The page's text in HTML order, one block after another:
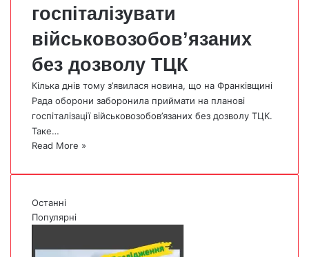
госпіталізувати
військовозобов’язаних
без дозволу ТЦК
Кілька днів тому з’явилася новина, що на Франківщині
Рада оборони заборонила приймати на планові
госпіталізації військовозобов’язаних без дозволу ТЦК.
Таке…
Read More »
Останні
Популярні